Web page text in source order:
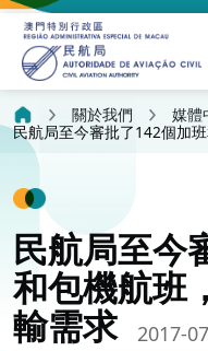
關於我們 媒體
民航局至今審批了142個加
民航局至今
和包機航班
輸需求
2017-